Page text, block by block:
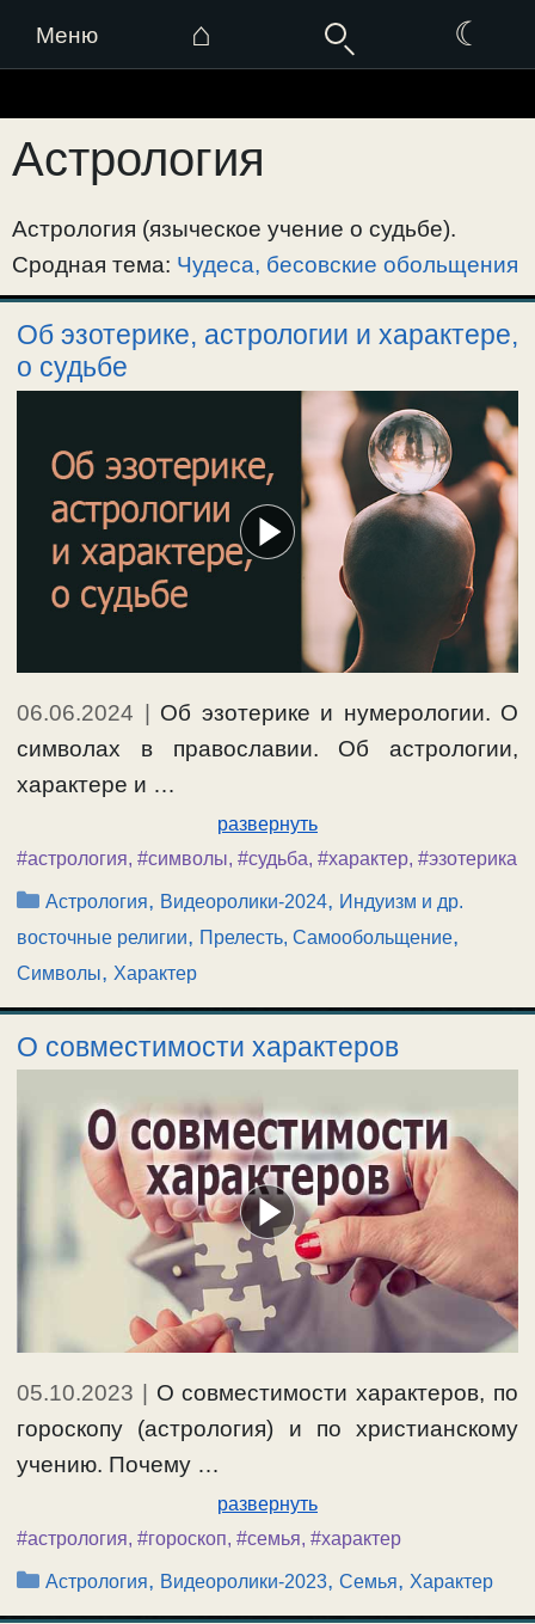
Меню ⌂ ☾
к
содержимому
Астрология
Астрология (языческое учение о судьбе).
Сродная тема: Чудеса, бесовские обольщения
Об эзотерике, астрологии и характере,
о судьбе
06.06.2024 | Об эзотерике и нумерологии. О
символах в православии. Об астрологии,
характере и …
развернуть
#астрология, #символы, #судьба, #характер, #эзотерика
Рубрики
Астрология, Видеоролики-2024, Индуизм и др.
восточные религии, Прелесть, Самообольщение,
Символы, Характер
О совместимости характеров
05.10.2023 | О совместимости характеров, по
гороскопу (астрология) и по христианскому
учению. Почему …
развернуть
#астрология, #гороскоп, #семья, #характер
Рубрики
Астрология, Видеоролики-2023,Семья, Характер